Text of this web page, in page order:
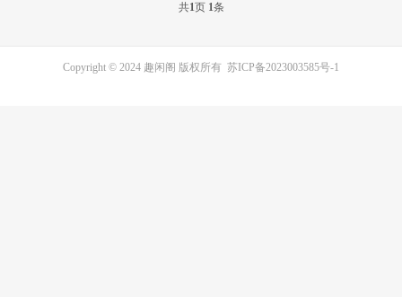
共1页 1条
Copyright © 2024 趣闲阁 版权所有 苏ICP备2023003585号-1